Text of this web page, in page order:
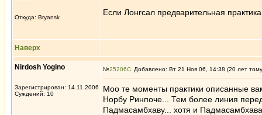
Откуда: Bryansk
Если Лонгсал предварительная
Наверх
Nirdosh Yogino
Зарегистрирован: 14.11.2006
Суждений: 10
№25206 Добавлено: Вт 21 Ноя 06, 14:38 (20 лет
Moo те моменты практики описанные
Норбу Ринпоче... Тем более линия
Падмасамбхаву... хотя и